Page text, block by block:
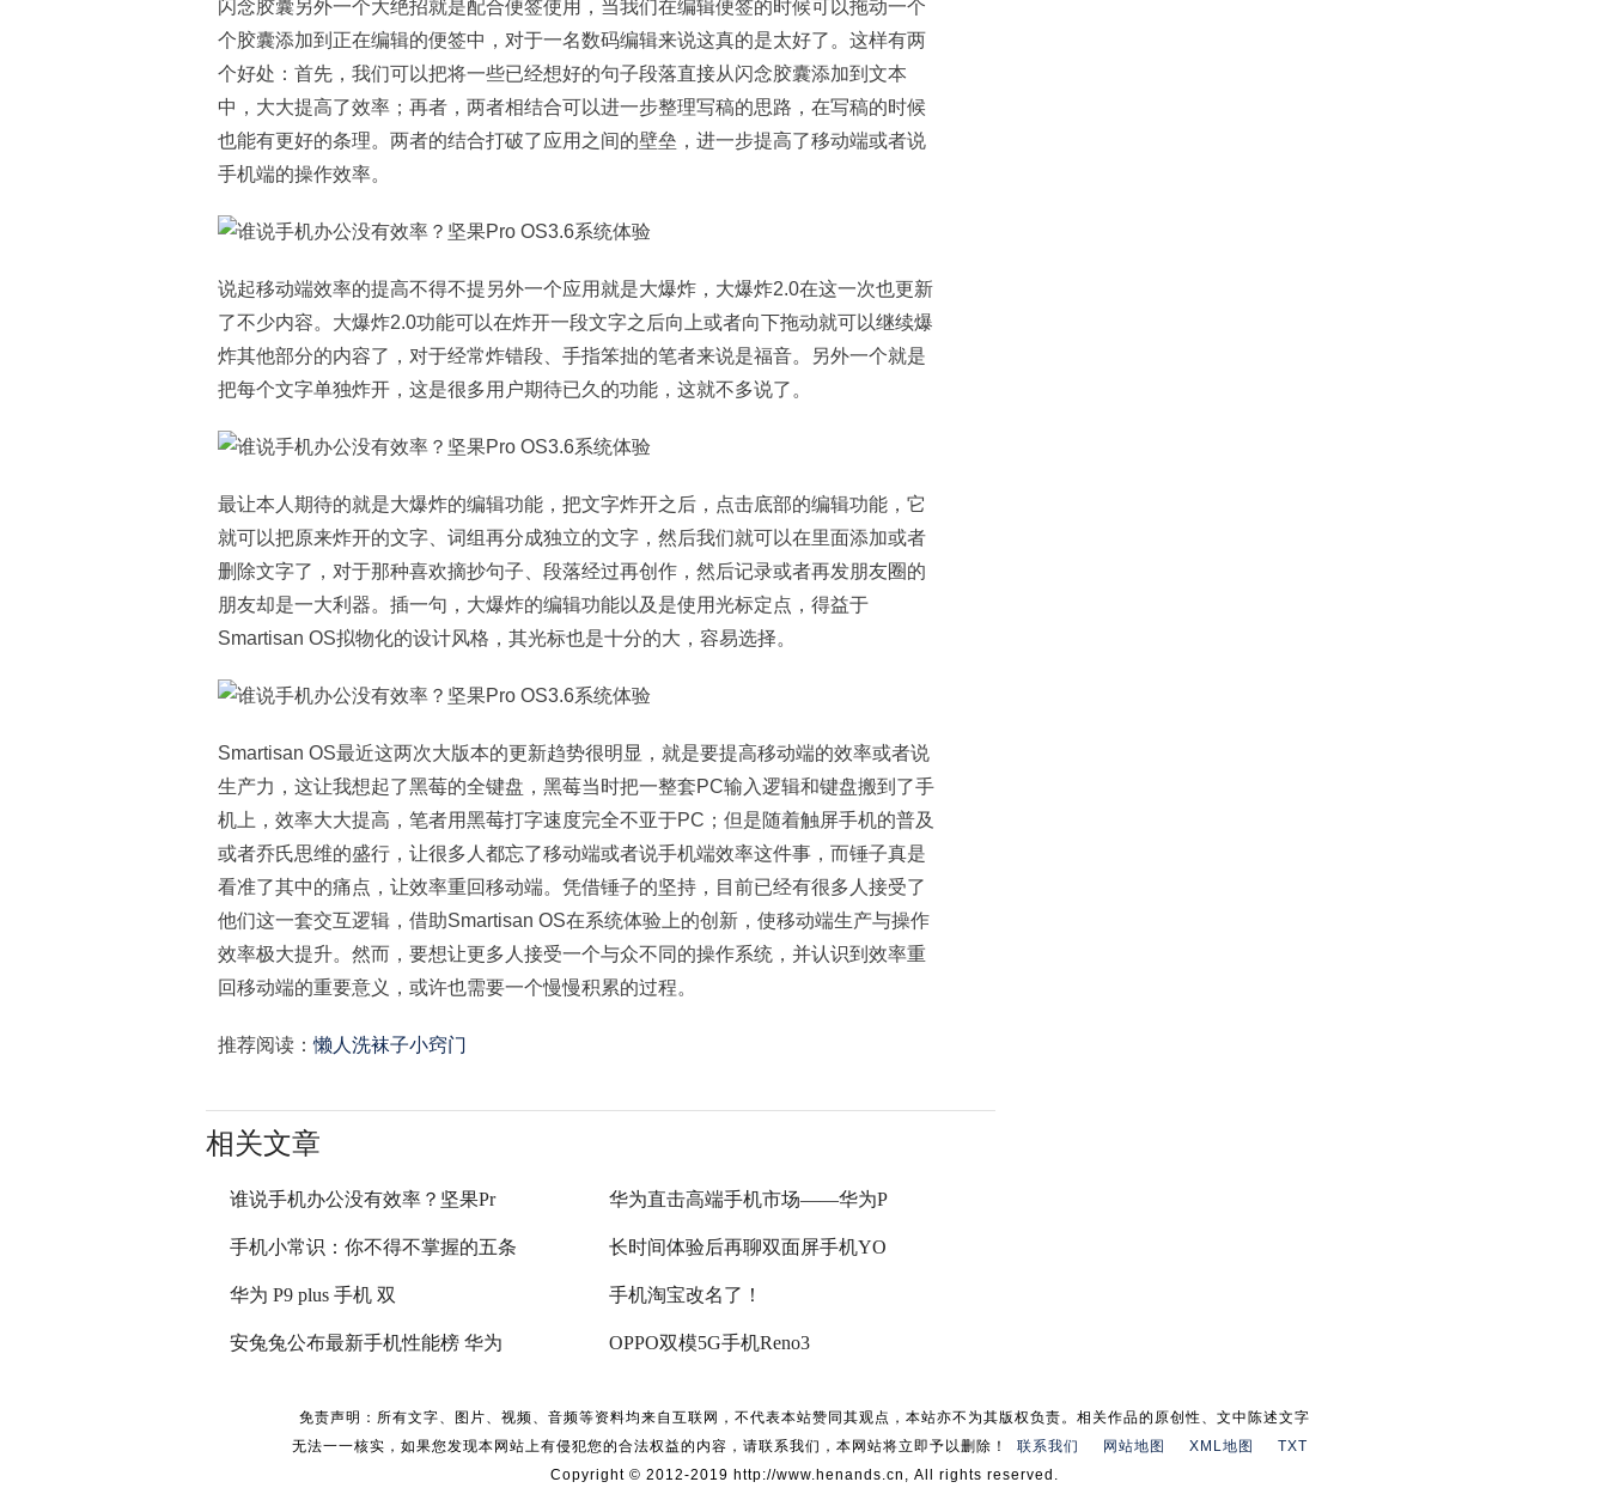
闪念胶囊另外一个大绝招就是配合便签使用，当我们在编辑便签的时候可以拖动一个
个胶囊添加到正在编辑的便签中，对于一名数码编辑来说这真的是太好了。这样有两
个好处：首先，我们可以把将一些已经想好的句子段落直接从闪念胶囊添加到文本
中，大大提高了效率；再者，两者相结合可以进一步整理写稿的思路，在写稿的时候
也能有更好的条理。两者的结合打破了应用之间的壁垒，进一步提高了移动端或者说
手机端的操作效率。
说起移动端效率的提高不得不提另外一个应用就是大爆炸，大爆炸2.0在这一次也更新
了不少内容。大爆炸2.0功能可以在炸开一段文字之后向上或者向下拖动就可以继续爆
炸其他部分的内容了，对于经常炸错段、手指笨拙的笔者来说是福音。另外一个就是
把每个文字单独炸开，这是很多用户期待已久的功能，这就不多说了。
最让本人期待的就是大爆炸的编辑功能，把文字炸开之后，点击底部的编辑功能，它
就可以把原来炸开的文字、词组再分成独立的文字，然后我们就可以在里面添加或者
删除文字了，对于那种喜欢摘抄句子、段落经过再创作，然后记录或者再发朋友圈的
朋友却是一大利器。插一句，大爆炸的编辑功能以及是使用光标定点，得益于
Smartisan OS拟物化的设计风格，其光标也是十分的大，容易选择。
Smartisan OS最近这两次大版本的更新趋势很明显，就是要提高移动端的效率或者说
生产力，这让我想起了黑莓的全键盘，黑莓当时把一整套PC输入逻辑和键盘搬到了手
机上，效率大大提高，笔者用黑莓打字速度完全不亚于PC；但是随着触屏手机的普及
或者乔氏思维的盛行，让很多人都忘了移动端或者说手机端效率这件事，而锤子真是
看准了其中的痛点，让效率重回移动端。凭借锤子的坚持，目前已经有很多人接受了
他们这一套交互逻辑，借助Smartisan OS在系统体验上的创新，使移动端生产与操作
效率极大提升。然而，要想让更多人接受一个与众不同的操作系统，并认识到效率重
回移动端的重要意义，或许也需要一个慢慢积累的过程。
推荐阅读：懒人洗袜子小窍门
相关文章
谁说手机办公没有效率？坚果Pr 华为直击高端手机市场——华为P
手机小常识：你不得不掌握的五条 长时间体验后再聊双面屏手机YO
华为 P9 plus 手机 双 手机淘宝改名了！
安兔兔公布最新手机性能榜 华为 OPPO双模5G手机Reno3
免责声明：所有文字、图片、视频、音频等资料均来自互联网，不代表本站赞同其观点，本站亦不为其版权负责。相关作品的原创性、文中陈述文字
无法一一核实，如果您发现本网站上有侵犯您的合法权益的内容，请联系我们，本网站将立即予以删除！
联系我们 网站地图 XML地图
TXT
Copyright © 2012-2019 http://www.henands.cn, All rights reserved.